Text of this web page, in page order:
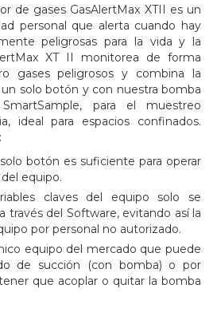
de gases GasAlertMax XTII es un
personal que alerta cuando hay
peligrosas para la vida y la
XT II monitorea de forma
gases peligrosos y combina la
solo botón y con nuestra bomba
para el muestreo
ideal para espacios confinados.
botón es suficiente para operar
equipo.
claves del equipo solo se
través del Software, evitando así la
por personal no autorizado.
equipo del mercado que puede
de succión (con bomba) o por
que acoplar o quitar la bomba